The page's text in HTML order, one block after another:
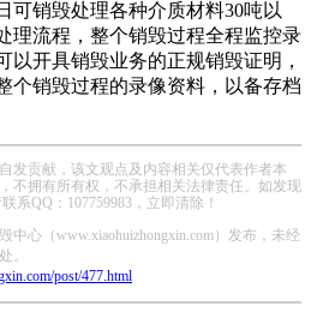
可销毁处理各种介质材料30吨以
理流程，整个销毁过程全程监控录
以开具销毁业务的正规销毁证明，
个销毁过程的录像资料，以备存档
发贡献，该文观点及内容相关仅代表作者本
不拥有所有权，不承担相关法律责任。如发现
系QQ：107759983，立即清除！
中心（www.xiaohuizhongxin.com）发布，未经
。
post/477.html